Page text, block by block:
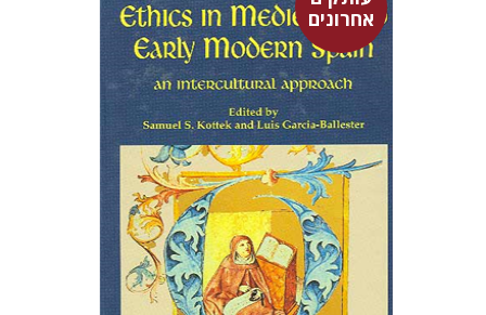
אחרונים
לואיס גארסיה-בלסטר
שמואל
קוטק